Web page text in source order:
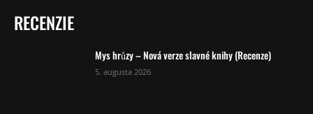
RECENZIE
Mys hrůzy – Nová verze slavné knihy (Recenze)
5. augusta 2026